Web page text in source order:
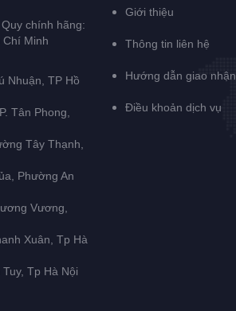
chính hãng:
Chí Minh
Nhuận, TP Hồ
Tân Phong,
Tây Thạnh,
Phường An
Vương,
Xuân, Tp Hà
Tp Hà Nội
Giới thiệu
Thông tin liên hệ
Hướng dẫn giao nhận
Điều khoản dịch vụ